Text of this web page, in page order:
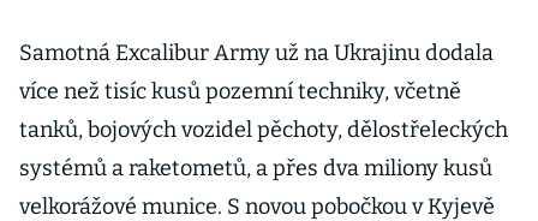
Samotná Excalibur Army už na Ukrajinu dodala
více než tisíc kusů pozemní techniky, včetně
tanků, bojových vozidel pěchoty, dělostřeleckých
systémů a raketometů, a přes dva miliony kusů
velkorážové munice. S novou pobočkou v Kyjevě